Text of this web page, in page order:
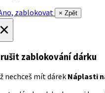
zablokovat
× Zpět
zablokování dárku
nechceš mít dárek Náplasti